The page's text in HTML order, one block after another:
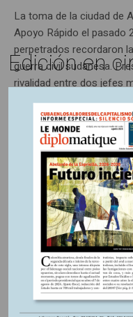
La toma de la ciudad de
Apoyo Rápido el pasado
perpetrados recordaron
guerra civil sudanesa.
rivalidad entre dos jefes
potencias extranjeras,
Últimas
La época de la
5 agosto, 2026
Edición en